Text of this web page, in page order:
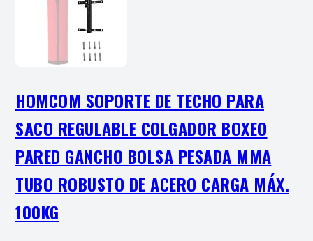
HOMCOM SOPORTE DE TECHO PARA
SACO REGULABLE COLGADOR BOXEO
PARED GANCHO BOLSA PESADA MMA
TUBO ROBUSTO DE ACERO CARGA MÁX.
100KG